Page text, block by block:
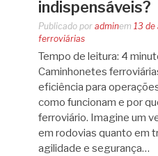
indispensáveis?
Publicado por adminem 13 de
ferroviárias
Tempo de leitura: 4
Caminhonetes
eficiência para
como funcionam e por
ferroviário. Imagine um
em rodovias quanto em
agilidade e segurança…